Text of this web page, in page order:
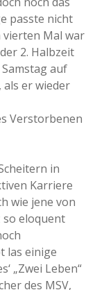
passte nicht
vierten Mal war
2. Halbzeit
auf
er wieder
Verstorbenen
in
Karriere
wie jene von
so eloquent
las einige
„Zwei Leben“
des MSV,